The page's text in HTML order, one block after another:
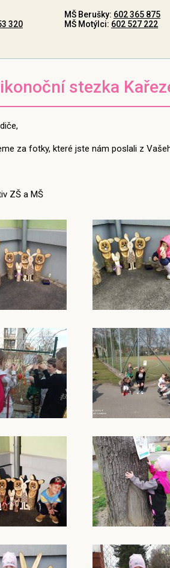
320
MŠ Berušky: 602 365 875
MŠ Motýlci: 602 527 222
stezka
za fotky, které jste nám poslali z
ZŠ a MŠ